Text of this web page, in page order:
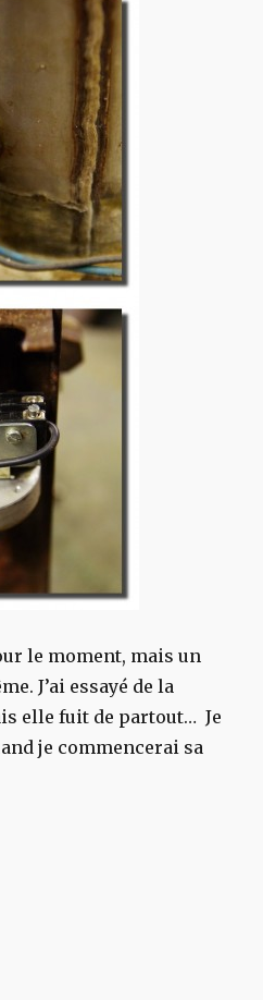
le moment, mais un
J’ai essayé de la
elle fuit de partout… Je
je commencerai sa